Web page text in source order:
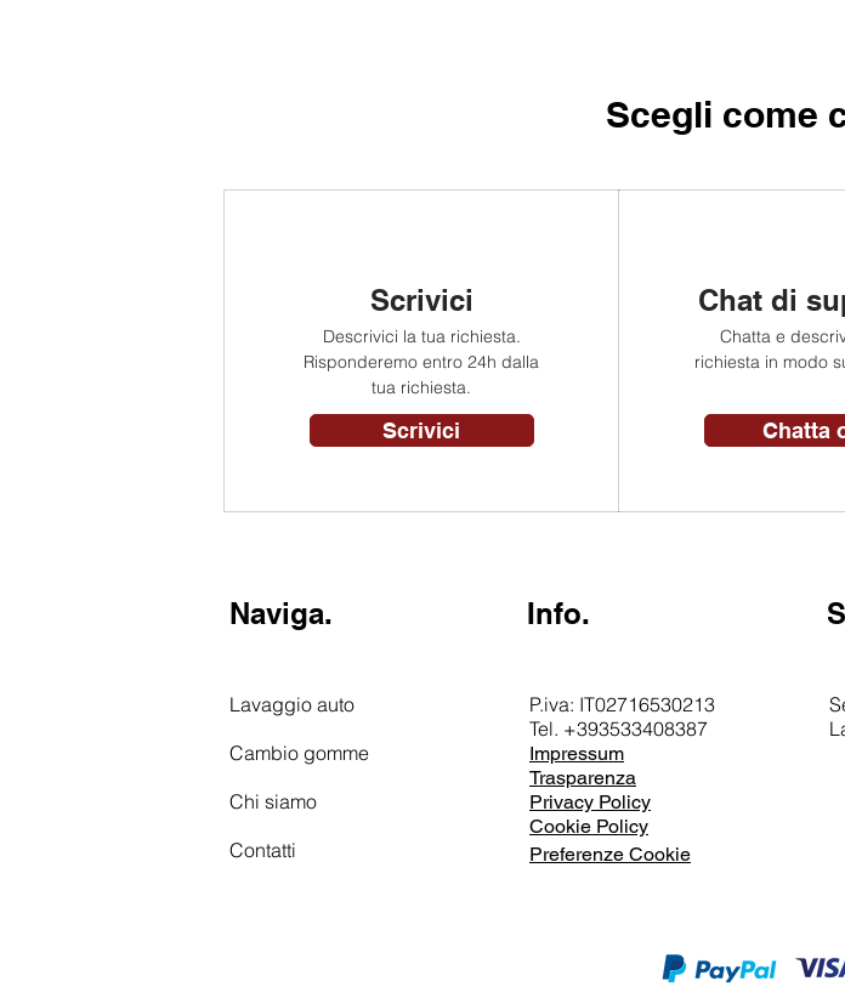
Scegli come
Scrivici
Descrivici la tua richiesta.
Risponderemo entro 24h dalla
tua richiesta.
Scrivici
Chat di
Chatta e
richiesta in modo
Chatta
Naviga. Info.
Lavaggio auto
Cambio gomme
Chi siamo
Contatti
P.iva: IT02716530213
Tel. +393533408387
Impressum
Trasparenza
Privacy Policy
Cookie Policy
Preferenze Cookie